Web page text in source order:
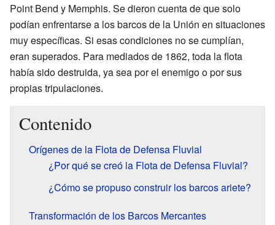
Point Bend y Memphis. Se dieron cuenta de que solo
podían enfrentarse a los barcos de la Unión en situaciones
muy específicas. Si esas condiciones no se cumplían,
eran superados. Para mediados de 1862, toda la flota
había sido destruida, ya sea por el enemigo o por sus
propias tripulaciones.
Contenido
Orígenes de la Flota de Defensa Fluvial
¿Por qué se creó la Flota de Defensa Fluvial?
¿Cómo se propuso construir los barcos ariete?
Transformación de los Barcos Mercantes